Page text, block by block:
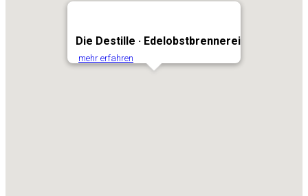
Die Destille · Edelobstbrennerei
mehr erfahren